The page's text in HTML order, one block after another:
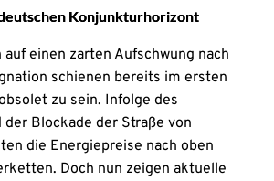
Konjunkturhorizont
einen zarten Aufschwung nach
schienen bereits im ersten
zu sein. Infolge des
Blockade der Straße von
die Energiepreise nach oben
Doch nun zeigen aktuelle